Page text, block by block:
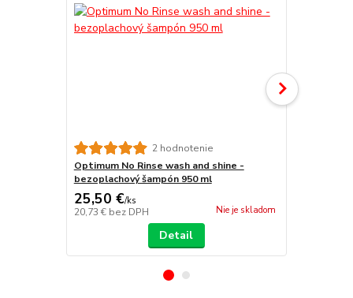
2 hodnotenie
Optimum No Rinse wash and shine -
bezoplachový šampón 950 ml
25,50 €/ks
20,73 € bez DPH Nie je skladom
Detail